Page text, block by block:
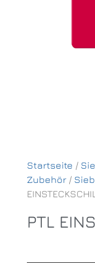
Startseite /
Zubehör /
PTL